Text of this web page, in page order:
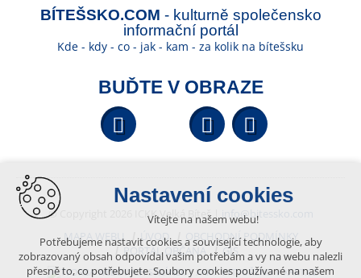
BÍTEŠSKO.COM - kulturně společensko
informační portál
Kde - kdy - co - jak - kam - za kolik na bítešsku
BUĎTE V OBRAZE
Facebook YouTube
© Copyright 2026 ICKK Velká Bíteš |
info@bitessko.com
MAPA WEBU
ÚVOD
OBCHODNÍ PODMÍNKY
PORTÁL OBČANA
GIS
VYTVOŘENO V XART.CZ
Nastavení cookies
Vítejte na našem webu!
Potřebujeme nastavit cookies a související technologie, aby
zobrazovaný obsah odpovídal vašim potřebám a vy na webu nalezli
přesně to, co potřebujete. Soubory cookies používané na našem